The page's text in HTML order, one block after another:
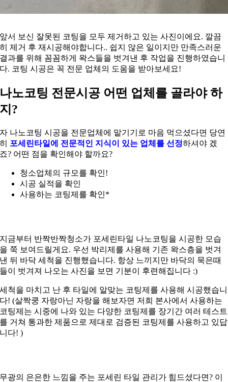
앞서 보신 잘못된 코팅을 모두 제거하고 있는 사진이에요. 깔끔
히 제거 후 재시공해야합니다.. 쉽지 않은 일이지만 만족스러운
결과를 위해 꼼꼼하게 왁스들을 벗겨낸 후 작업을 진행하였습니
다. 코팅 시공은 꼭 전문 업체의 도움을 받아보세요!
나노코팅 전문시공 어떤 업체를 골라야 하
지?
자 나노코팅 시공을 전문업체에 맡기기로 마음 먹으셨다면 당연
히 포세린타일에 전문적인 지식이 있는 업체를 선정하셔야 겠
죠? 어떤 점을 확인해야 할까요?
청소업체의 규모를 확인!
시공 실적을 확인
사용하는 코팅제를 확인*
지금부터 반짝반짝청소가 포세린타일 나노코팅을 시공한 모습
을 쭉 보여드릴게요. 우선 박리제를 사용해 기존 왁스층을 벗겨
낸 뒤 바닥 세척을 진행했습니다. 항상 느끼지만 바닥의 묵은때
들이 벗겨져 나오는 사진을 보면 기분이 후련해집니다 :)
세척을 마치고 난 후 타일에 알맞는 코팅제를 사용해 시공했습니
다! (살짝쿵 자랑아닌 자랑을 해보자면 저희 본사에서 사용하는
코팅제는 시중에 나와 있는 다양한 코팅제를 장기간 여러 테스트
를 거쳐 통과한 제품으로 제대로 검증된 코팅제를 사용하고 있답
니다! )
무광의 은은한 느낌을 주는 포세린 타일 관리가 힘드셨다면? 이